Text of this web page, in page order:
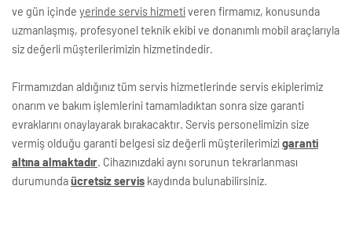
ve gün içinde yerinde servis hizmetiveren firmamız, konusunda
uzmanlaşmış, profesyonel teknik ekibi ve donanımlı mobil araçlarıyla
siz değerli müşterilerimizin hizmetindedir.
Firmamızdan aldığınız tüm servis hizmetlerinde servis ekiplerimiz
onarım ve bakım işlemlerini tamamladıktan sonra size garanti
evraklarını onaylayarak bırakacaktır. Servis personelimizin size
vermiş olduğu garanti belgesi siz değerli müşterilerimizigaranti
altına almaktadır. Cihazınızdaki aynı sorunun tekrarlanması
durumundaücretsiz servis kaydında bulunabilirsiniz.